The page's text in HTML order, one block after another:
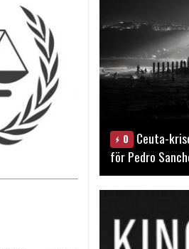
0
Ceuta-
för Pedro